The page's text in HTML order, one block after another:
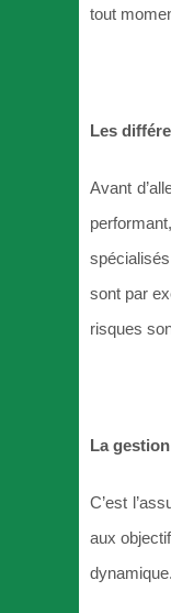
tout
Les
Avant
sont par
risques
La
C’est
aux
dynamique.